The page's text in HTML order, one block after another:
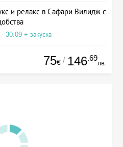
и релакс в Сафари Вилидж с
30.09 + закуска
75€ / 146.69
лв.